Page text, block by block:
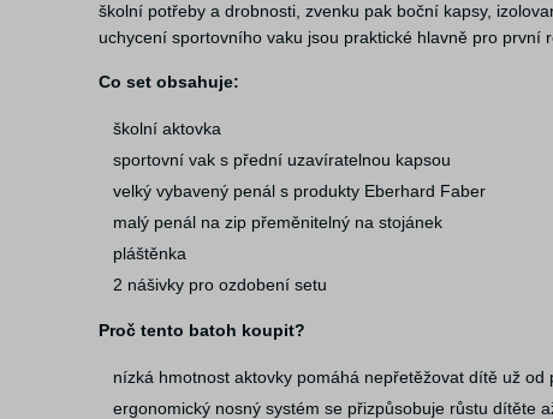
školní potřeby a drobnosti, zvenku pak boční kapsy,
uchycení sportovního vaku jsou praktické hlavně pro první
Co set obsahuje:
školní aktovka
sportovní vak s přední uzavíratelnou kapsou
velký vybavený penál s produkty Eberhard Faber
malý penál na zip přeměnitelný na stojánek
pláštěnka
2 nášivky pro ozdobení setu
Proč tento batoh koupit?
nízká hmotnost aktovky pomáhá nepřetěžovat dítě už od
ergonomický nosný systém se přizpůsobuje růstu dítěte